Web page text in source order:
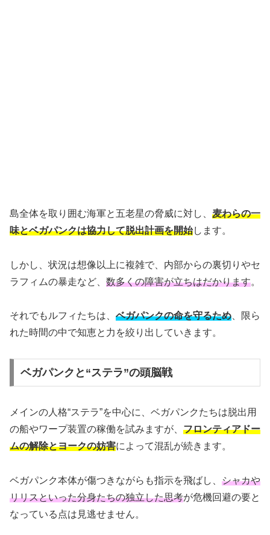
島全体を取り囲む海軍と五老星の脅威に対し、 麦わらの一
味とベガパンクは協力して脱出計画を開始します。
しかし、状況は想像以上に複雑で、内部からの裏切りやセ
ラフィムの暴走など、 数多くの障害が立ちはだかります。
それでもルフィたちは、 ベガパンクの命を守るため 、限ら
れた時間の中で知恵と力を絞り出していきます。
ベガパンクと“ステラ”の頭脳戦
メインの人格“ステラ”を中心に、ベガパンクたちは脱出用
の船やワープ装置の稼働を試みますが、 フロンティアドー
ムの解除とヨークの妨害によって混乱が続きます。
ベガパンク本体が傷つきながらも指示を飛ばし、 シャカや
リリスといった分身たちの独立した思考が危機回避の要と
なっている点は見逃せません。